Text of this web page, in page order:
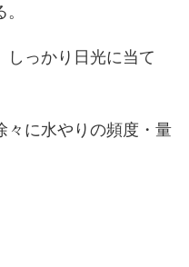
しっかり日光に当て
々に水やりの頻度・量